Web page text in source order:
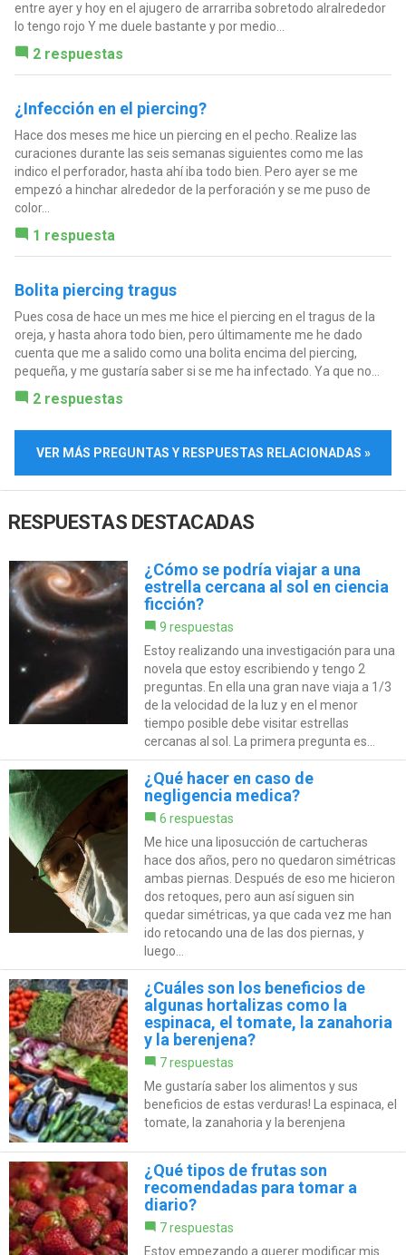
entre ayer y hoy en el ajugero de arrarriba sobretodo alralrededor
lo tengo rojo Y me duele bastante y por medio...
2 respuestas
¿Infección en el piercing?
Hace dos meses me hice un piercing en el pecho. Realize las
curaciones durante las seis semanas siguientes como me las
indico el perforador, hasta ahí iba todo bien. Pero ayer se me
empezó a hinchar alrededor de la perforación y se me puso de
color...
1 respuesta
Bolita piercing tragus
Pues cosa de hace un mes me hice el piercing en el tragus de la
oreja, y hasta ahora todo bien, pero últimamente me he dado
cuenta que me a salido como una bolita encima del piercing,
pequeña, y me gustaría saber si se me ha infectado. Ya que no...
2 respuestas
VER MÁS PREGUNTAS Y RESPUESTAS RELACIONADAS »
RESPUESTAS DESTACADAS
¿Cómo se podría viajar a una
estrella cercana al sol en ciencia
ficción?
9 respuestas
Estoy realizando una investigación para una
novela que estoy escribiendo y tengo 2
preguntas. En ella una gran nave viaja a 1/3
de la velocidad de la luz y en el menor
tiempo posible debe visitar estrellas
cercanas al sol. La primera pregunta es...
¿Qué hacer en caso de
negligencia medica?
6 respuestas
Me hice una liposucción de cartucheras
hace dos años, pero no quedaron simétricas
ambas piernas. Después de eso me hicieron
dos retoques, pero aun así siguen sin
quedar simétricas, ya que cada vez me han
ido retocando una de las dos piernas, y
luego...
¿Cuáles son los beneficios de
algunas hortalizas como la
espinaca, el tomate, la zanahoria
y la berenjena?
7 respuestas
Me gustaría saber los alimentos y sus
beneficios de estas verduras! La espinaca, el
tomate, la zanahoria y la berenjena
¿Qué tipos de frutas son
recomendadas para tomar a
diario?
7 respuestas
Estoy empezando a querer modificar mis